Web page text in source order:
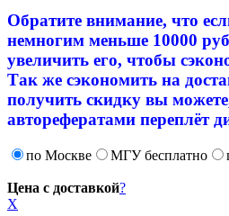
Обратите внимание, что
немногим меньше 10000
увеличить его, чтобы
Так же сэкономить на
получить скидку вы
авторефератами переплёт
по Москве МГУ бесплатно
Цена с доставкой?
X